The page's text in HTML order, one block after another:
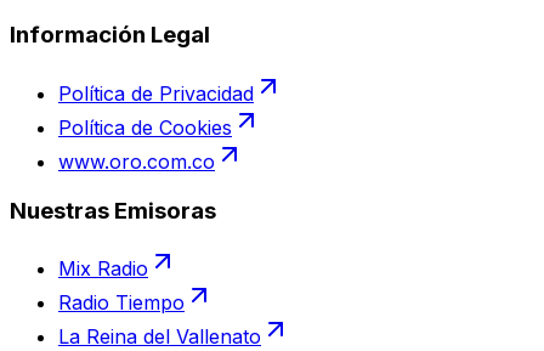
Información Legal
Política de Privacidad
Política de Cookies
www.oro.com.co
Nuestras Emisoras
Mix Radio
Radio Tiempo
La Reina del Vallenato